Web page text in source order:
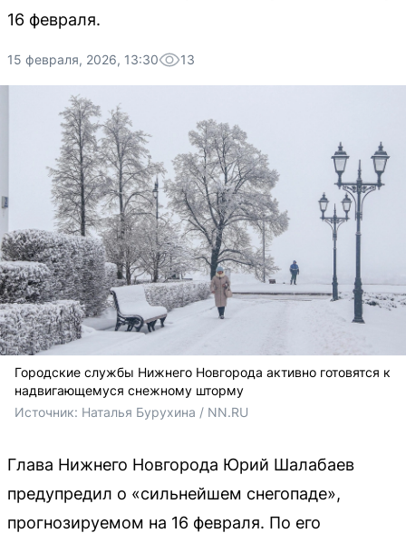
16 февраля.
15 февраля, 2026, 13:30 13
Городские службы Нижнего Новгорода активно готовятся к
надвигающемуся снежному шторму
Источник: Наталья Бурухина / NN.RU
Глава Нижнего Новгорода Юрий Шалабаев
предупредил о «сильнейшем снегопаде»,
прогнозируемом на 16 февраля. По его